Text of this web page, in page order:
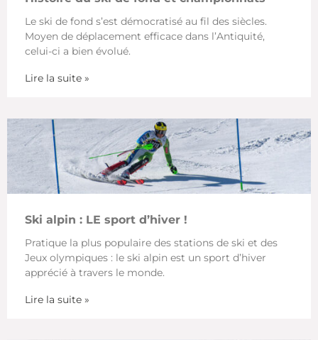
Le ski de fond s’est démocratisé au fil des siècles.
Moyen de déplacement efficace dans l’Antiquité,
celui-ci a bien évolué.
Lire la suite »
Ski alpin : LE sport d’hiver !
Pratique la plus populaire des stations de ski et des
Jeux olympiques : le ski alpin est un sport d’hiver
apprécié à travers le monde.
Lire la suite »